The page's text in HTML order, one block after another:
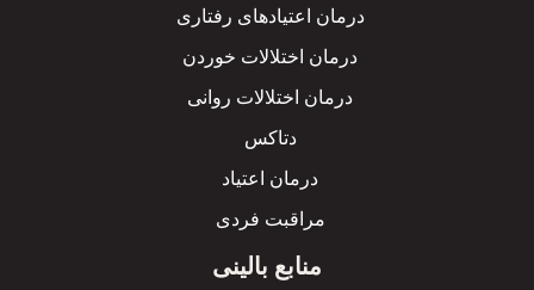
درمان اعتیادهای رفتاری
درمان اختلالات خوردن
درمان اختلالات روانی
دتاکس
درمان اعتیاد
مراقبت فردی
منابع بالینی